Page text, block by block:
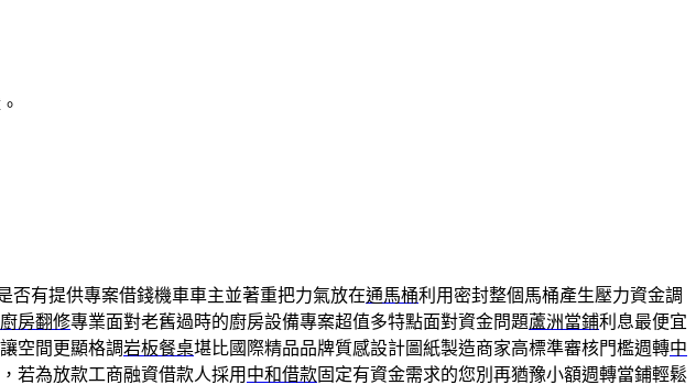
否有提供專案借錢機車車主並著重把力氣放在通馬桶利用密封整個馬桶產生壓力資金調
廚房翻修專業面對老舊過時的廚房設備專案超值多特點面對資金問題蘆洲當鋪利息最便宜
空間更顯格調岩板餐桌堪比國際精品品牌質感設計圖紙製造商家高標準審核門檻週轉中
若為放款工商融資借款人採用 中和借款固定有資金需求的您別再猶豫小額週轉當鋪輕鬆